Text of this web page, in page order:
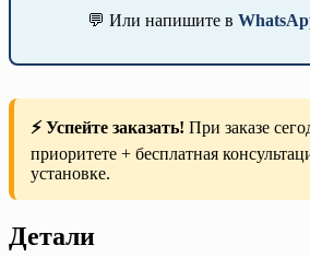
💬 Или напишите в
⚡ Успейте заказать! При заказе
приоритете + бесплатная
установке.
Детали